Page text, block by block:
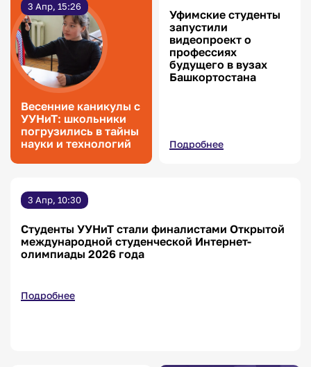
3 Апр, 15:26
Весенние каникулы с
УУНиТ: школьники
погрузились в тайны
науки и технологий
Уфимские студенты
запустили
видеопроект о
профессиях
будущего в вузах
Башкортостана
Подробнее
3 Апр, 10:30
Студенты УУНиТ стали финалистами Открытой
международной студенческой Интернет-
олимпиады 2026 года
Подробнее